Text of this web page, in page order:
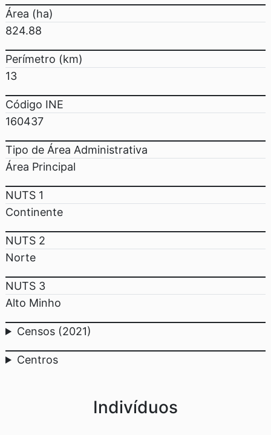
Área (ha)
824.88
Perímetro (km)
13
Código INE
160437
Tipo de Área Administrativa
Área Principal
NUTS 1
Continente
NUTS 2
Norte
NUTS 3
Alto Minho
Censos (2021)
Centros
Indivíduos